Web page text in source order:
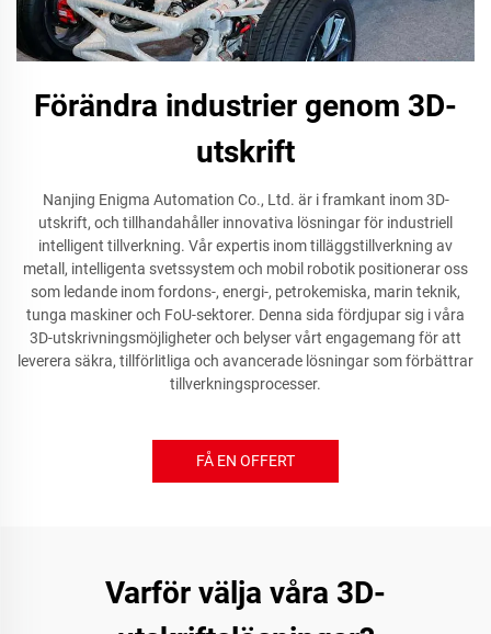
Förändra industrier genom 3D-
utskrift
Nanjing Enigma Automation Co., Ltd. är i framkant inom 3D-
utskrift, och tillhandahåller innovativa lösningar för industriell
intelligent tillverkning. Vår expertis inom tilläggstillverkning av
metall, intelligenta svetssystem och mobil robotik positionerar oss
som ledande inom fordons-, energi-, petrokemiska, marin teknik,
tunga maskiner och FoU-sektorer. Denna sida fördjupar sig i våra
3D-utskrivningsmöjligheter och belyser vårt engagemang för att
leverera säkra, tillförlitliga och avancerade lösningar som förbättrar
tillverkningsprocesser.
FÅ EN OFFERT
Varför välja våra 3D-